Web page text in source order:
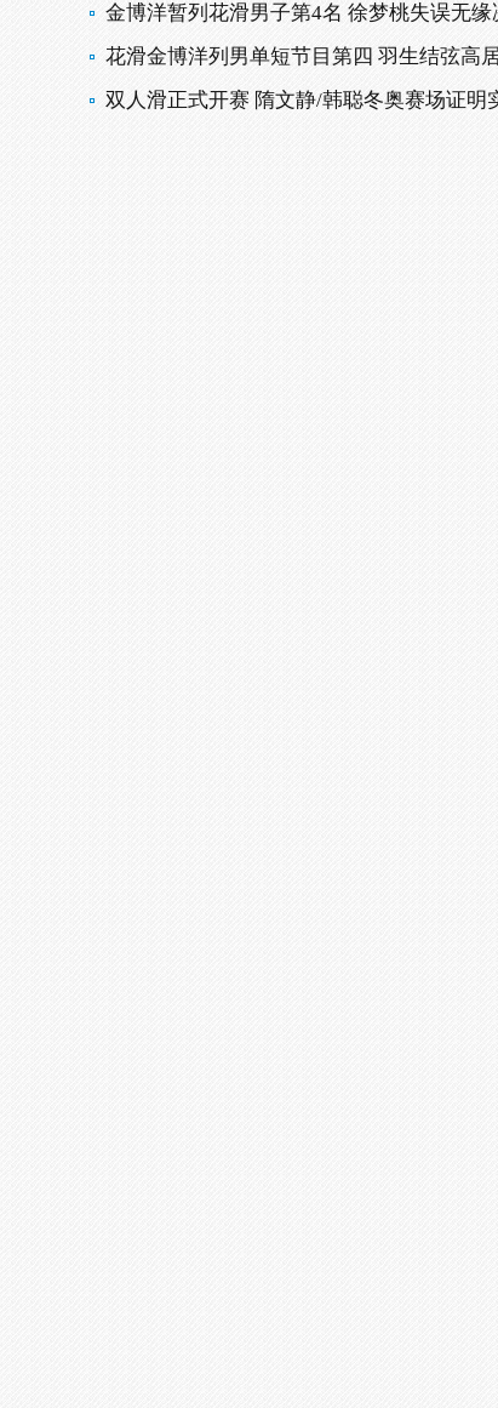
金博洋暂列花滑男子第4名 徐梦桃失误无缘
花滑金博洋列男单短节目第四 羽生结弦高
双人滑正式开赛 隋文静/韩聪冬奥赛场证明